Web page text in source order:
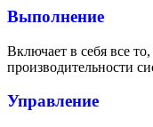
Выполнение
Включает в себя все
производительности
Управление